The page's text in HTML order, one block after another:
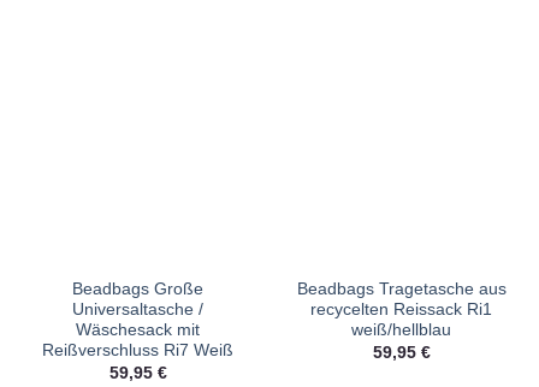
Beadbags Große
Universaltasche /
Wäschesack mit
Reißverschluss Ri7 Weiß
59,95 €
Beadbags Tragetasche aus
recycelten Reissack Ri1
weiß/hellblau
59,95 €